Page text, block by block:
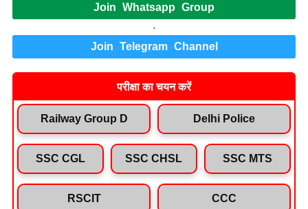
Join Whatsapp Group
.
Join Telegram Channel
परीक्षा का चयन करें
Railway Group D Delhi Police
SSC CGL SSC CHSL SSC MTS
RSCIT CCC